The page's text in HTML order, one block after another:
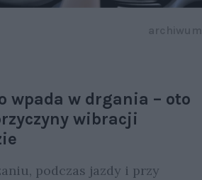
wpada w drgania – oto
wibracji
podczas jazdy i przy